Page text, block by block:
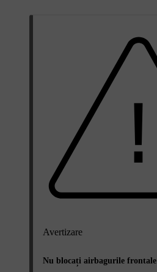
Avertizare
Nu blocați airbagurile frontale